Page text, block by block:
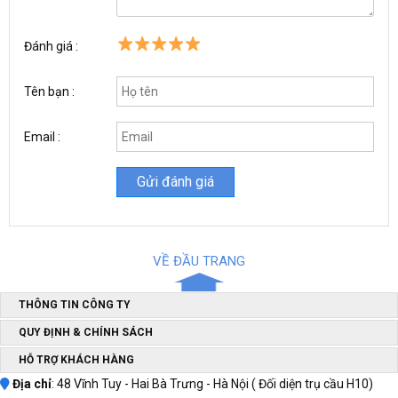
để lọc hơi nước trong bình nén khí.
Thiết kế thông minh, vận hành chính xác
Bộ bút máy hơi cầm tay Đài Loan
Đánh giá :
Tên bạn :
Email :
VỀ ĐẦU TRANG
THÔNG TIN CÔNG TY
QUY ĐỊNH & CHÍNH SÁCH
HỖ TRỢ KHÁCH HÀNG
Địa chỉ: 48 Vĩnh Tuy - Hai Bà Trưng - Hà Nội ( Đối diện trụ cầu H10)